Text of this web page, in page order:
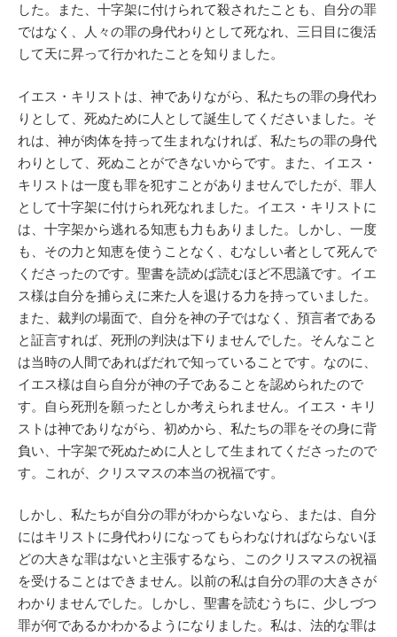
した。また、十字架に付けられて殺されたことも、自分の罪
ではなく、人々の罪の身代わりとして死なれ、三日目に復活
して天に昇って行かれたことを知りました。
イエス・キリストは、神でありながら、私たちの罪の身代わ
りとして、死ぬために人として誕生してくださいました。そ
れは、神が肉体を持って生まれなければ、私たちの罪の身代
わりとして、死ぬことができないからです。また、イエス・
キリストは一度も罪を犯すことがありませんでしたが、罪人
として十字架に付けられ死なれました。イエス・キリストに
は、十字架から逃れる知恵も力もありました。しかし、一度
も、その力と知恵を使うことなく、むなしい者として死んで
くださったのです。聖書を読めば読むほど不思議です。イエ
ス様は自分を捕らえに来た人を退ける力を持っていました。
また、裁判の場面で、自分を神の子ではなく、預言者である
と証言すれば、死刑の判決は下りませんでした。そんなこと
は当時の人間であればだれで知っていることです。なのに、
イエス様は自ら自分が神の子であることを認められたので
す。自ら死刑を願ったとしか考えられません。イエス・キリ
ストは神でありながら、初めから、私たちの罪をその身に背
負い、十字架で死ぬために人として生まれてくださったので
す。これが、クリスマスの本当の祝福です。
しかし、私たちが自分の罪がわからないなら、または、自分
にはキリストに身代わりになってもらわなければならないほ
どの大きな罪はないと主張するなら、このクリスマスの祝福
を受けることはできません。以前の私は自分の罪の大きさが
わかりませんでした。しかし、聖書を読むうちに、少しづつ
罪が何であるかわかるようになりました。私は、法的な罪は